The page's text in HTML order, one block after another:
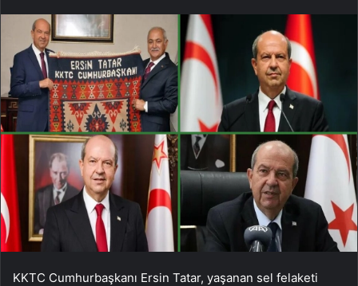
KKTC Cumhurbaşkanı Ersin Tatar, yaşanan sel felaketi